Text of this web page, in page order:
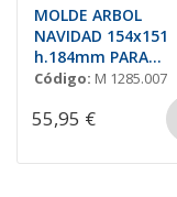
MOLDE ARBOL
NAVIDAD 154x151
h.184mm PARA
ROTATIVA
Código: M 1285.007
55,95 €